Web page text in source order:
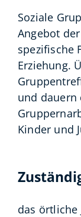
Soziale
Angebot
spezifische
Erziehung.
und dauern
Kinder und
das örtliche